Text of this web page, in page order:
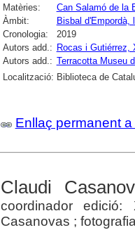
Matèries:
Can Salamó de la
Àmbit:
Bisbal d'Empordà,
Cronologia:
2019
Autors add.: Rocas i Gutiérrez,
Autors add.: Terracotta Museu
Localització: Biblioteca de
Enllaç permanent
Claudi
coordinador
Casanovas ;